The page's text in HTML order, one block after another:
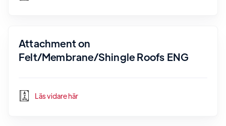
Attachment on
Felt/Membrane/Shingle Roofs ENG
Läs vidare här